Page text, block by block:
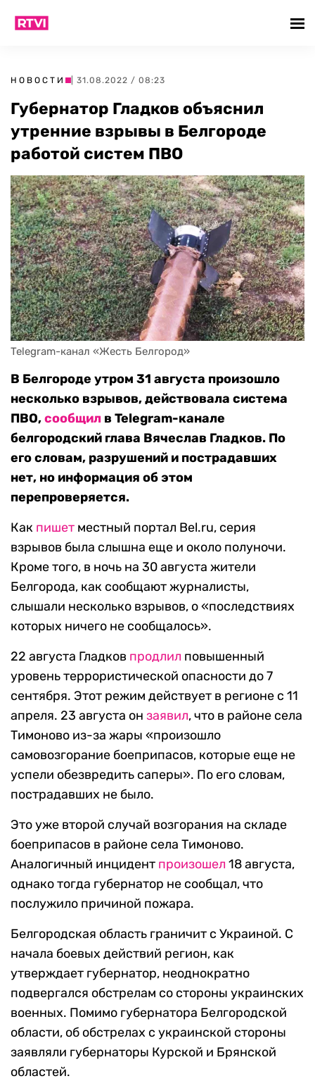
НОВОСТИ | 31.08.2022 / 08:23
Губернатор Гладков объяснил
утренние взрывы в Белгороде
работой систем ПВО
Telegram-канал «Жесть Белгород»
В Белгороде утром 31 августа произошло
несколько взрывов, действовала система
ПВО,сообщил в Telegram-канале
белгородский глава Вячеслав Гладков. По
его словам, разрушений и пострадавших
нет, но информация об этом
перепроверяется.
Как пишет местный портал Bel.ru, серия
взрывов была слышна еще и около полуночи.
Кроме того, в ночь на 30 августа жители
Белгорода, как сообщают журналисты,
слышали несколько взрывов, о «последствиях
которых ничего не сообщалось».
22 августа Гладков продлил повышенный
уровень террористической опасности до 7
сентября. Этот режим действует в регионе с 11
апреля. 23 августа он заявил, что в районе села
Тимоново из-за жары «произошло
самовозгорание боеприпасов, которые еще не
успели обезвредить саперы». По его словам,
пострадавших не было.
Это уже второй случай возгорания на складе
боеприпасов в районе села Тимоново.
Аналогичный инцидент произошел 18 августа,
однако тогда губернатор не сообщал, что
послужило причиной пожара.
Белгородская область граничит с Украиной. С
начала боевых действий регион, как
утверждает губернатор, неоднократно
подвергался обстрелам со стороны украинских
военных. Помимо губернатора Белгородской
области, об обстрелах с украинской стороны
заявляли губернаторы Курской и Брянской
областей.